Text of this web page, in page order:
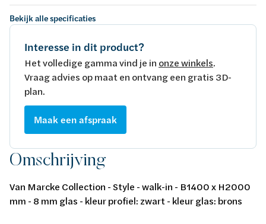
Bekijk alle specificaties
Interesse in dit product?
Het volledige gamma vind je in onze winkels.
Vraag advies op maat en ontvang een gratis 3D-
plan.
Maak een afspraak
Omschrijving
Van Marcke Collection - Style - walk-in - B1400 x H2000
mm - 8 mm glas - kleur profiel: zwart - kleur glas: brons